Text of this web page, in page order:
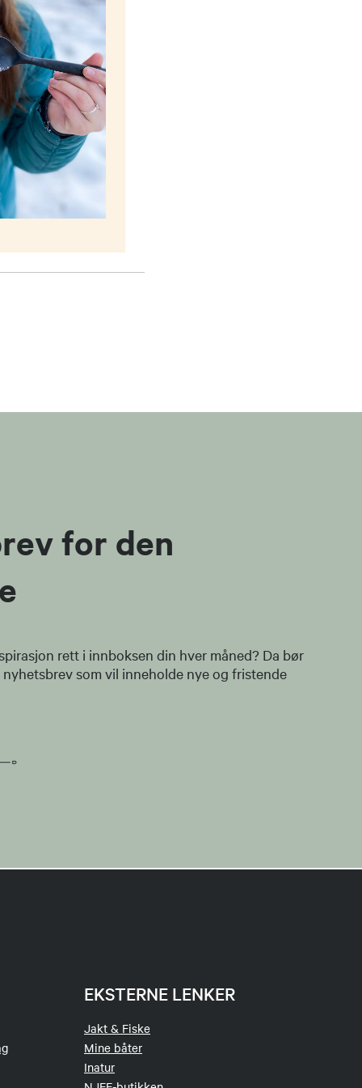
for den
rett i innboksen din hver måned? Da bør
som vil inneholde nye og fristende
EKSTERNE LENKER
Jakt & Fiske
Mine båter
Inatur